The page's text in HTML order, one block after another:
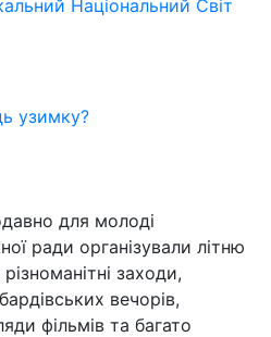
Національний Світ
узимку?
для молоді
ради організували літню
заходи,
вечорів,
фільмів та багато